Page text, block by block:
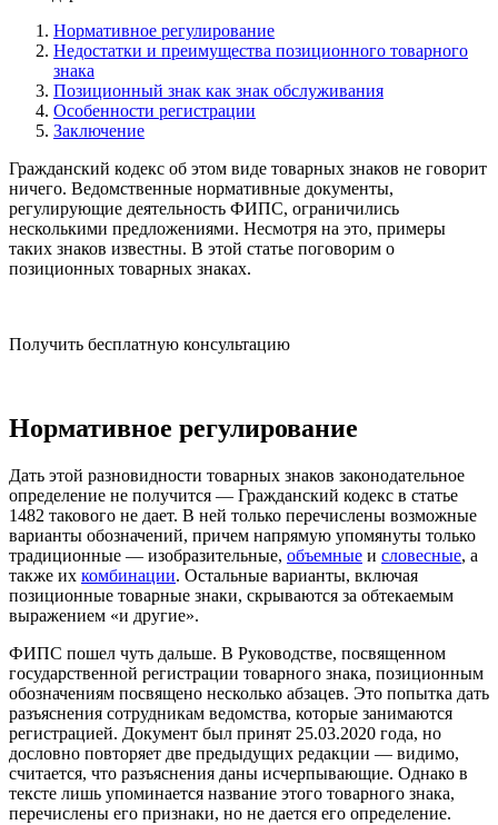
Нормативное регулирование
Недостатки и преимущества позиционного товарного
знака
Позиционный знак как знак обслуживания
Особенности регистрации
Заключение
Гражданский кодекс об этом виде товарных знаков не говорит
ничего. Ведомственные нормативные документы,
регулирующие деятельность ФИПС, ограничились
несколькими предложениями. Несмотря на это, примеры
таких знаков известны. В этой статье поговорим о
позиционных товарных знаках.
Получить бесплатную консультацию
Нормативное регулирование
Дать этой разновидности товарных знаков законодательное
определение не получится — Гражданский кодекс в статье
1482 такового не дает. В ней только перечислены возможные
варианты обозначений, причем напрямую упомянуты только
традиционные — изобразительные, объемные и словесные, а
также их комбинации. Остальные варианты, включая
позиционные товарные знаки, скрываются за обтекаемым
выражением «и другие».
ФИПС пошел чуть дальше. В Руководстве, посвященном
государственной регистрации товарного знака, позиционным
обозначениям посвящено несколько абзацев. Это попытка дать
разъяснения сотрудникам ведомства, которые занимаются
регистрацией. Документ был принят 25.03.2020 года, но
дословно повторяет две предыдущих редакции — видимо,
считается, что разъяснения даны исчерпывающие. Однако в
тексте лишь упоминается название этого товарного знака,
перечислены его признаки, но не дается его определение.